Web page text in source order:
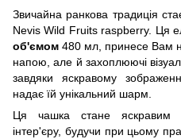
Звичайна ранкова традиція
Nevis Wild Fruits raspberry. Ця
об'ємом 480 мл, принесе Вам
напою, але й захоплюючі
завдяки яскравому
надає їй унікальний шарм.
Ця чашка стане яскравим
інтер'єру, будучи при цьому